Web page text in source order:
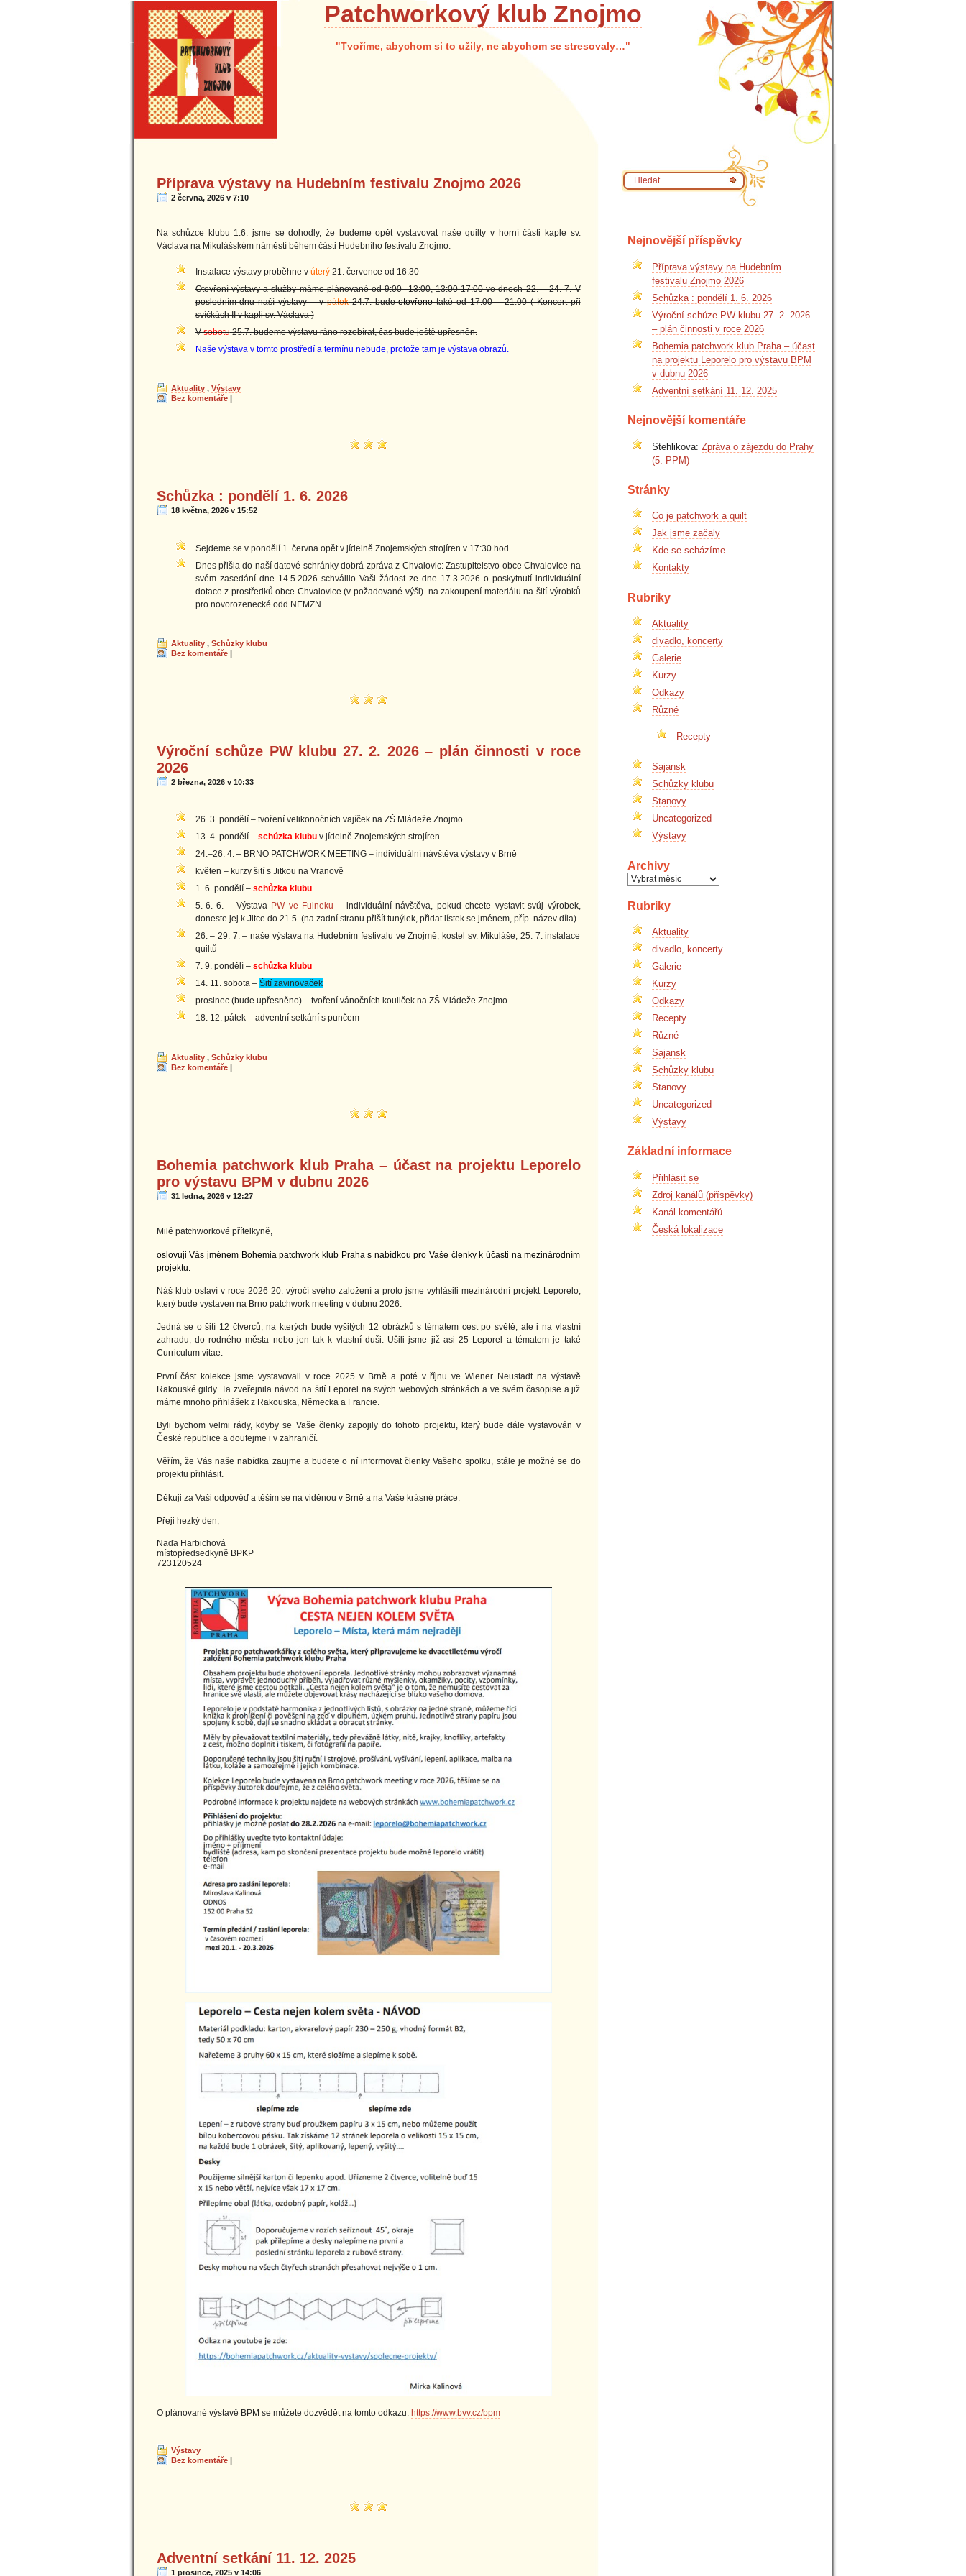
Patchworkový klub Znojmo
"Tvoříme, abychom si to užily, ne abychom se stresovaly…"
Příprava výstavy na Hudebním festivalu Znojmo 2026
2 června, 2026 v 7:10
Na schůzce klubu 1.6. jsme se dohodly, že budeme opět vystavovat naše quilty v horní části kaple sv.
Václava na Mikulášském náměstí během části Hudebního festivalu Znojmo.
Instalace výstavy proběhne vúterý21. července od 16:30
Otevření výstavy a služby máme plánované od 9:00 -13:00, 13:00-17:00 ve dnech 22. – 24. 7. V
posledním dnu naší výstavy – vpátek24.7. budeotevřenotaké od 17:00 – 21:00 ( Koncert při
svíčkách II v kapli sv. Václava )
Vsobotu25.7. budeme výstavu ráno rozebírat, čas bude ještě upřesněn.
Naše výstava v tomto prostředí a termínu nebude, protože tam je výstava obrazů.
Aktuality, Výstavy
Bez komentáře|
Schůzka : pondělí 1. 6. 2026
18 května, 2026 v 15:52
Sejdeme se v pondělí 1. června opět v jídelně Znojemských strojíren v 17:30 hod.
Dnes přišla do naší datové schránky dobrá zpráva z Chvalovic: Zastupitelstvo obce Chvalovice na
svém zasedání dne 14.5.2026 schválilo Vaši žádost ze dne 17.3.2026 o poskytnutí individuální
dotace z prostředků obce Chvalovice (v požadované výši) na zakoupení materiálu na šití výrobků
pro novorozenecké odd NEMZN.
Aktuality, Schůzky klubu
Bez komentáře|
Výroční schůze PW klubu 27. 2. 2026 – plán činnosti v roce
2026
2 března, 2026 v 10:33
26. 3. pondělí – tvoření velikonočních vajíček na ZŠ Mládeže Znojmo
13. 4. pondělí – schůzka klubuv jídelně Znojemských strojíren
24.–26. 4. – BRNO PATCHWORK MEETING – individuální návštěva výstavy v Brně
květen – kurzy šití s Jitkou na Vranově
1. 6. pondělí – schůzka klubu
5.-6. 6. – Výstava PW ve Fulneku – individuální návštěva, pokud chcete vystavit svůj výrobek,
doneste jej k Jitce do 21.5. (na zadní stranu přišít tunýlek, přidat lístek se jménem, příp. název díla)
26. – 29. 7. – naše výstava na Hudebním festivalu ve Znojmě, kostel sv. Mikuláše; 25. 7. instalace
quiltů
7. 9. pondělí – schůzka klubu
14. 11. sobota – Šití zavinovaček
prosinec (bude upřesněno) – tvoření vánočních kouliček na ZŠ Mládeže Znojmo
18. 12. pátek – adventní setkání s punčem
Aktuality, Schůzky klubu
Bez komentáře|
Bohemia patchwork klub Praha – účast na projektu Leporelo
pro výstavu BPM v dubnu 2026
31 ledna, 2026 v 12:27
Milé patchworkové přítelkyně,
oslovuji Vás jménem Bohemia patchwork klub Praha s nabídkou pro Vaše členky k účasti na mezinárodním
projektu.
Náš klub oslaví v roce 2026 20. výročí svého založení a proto jsme vyhlásili mezinárodní projekt Leporelo,
který bude vystaven na Brno patchwork meeting v dubnu 2026.
Jedná se o šití 12 čtverců, na kterých bude vyšitých 12 obrázků s tématem cest po světě, ale i na vlastní
zahradu, do rodného města nebo jen tak k vlastní duši. Ušili jsme již asi 25 Leporel a tématem je také
Curriculum vitae.
První část kolekce jsme vystavovali v roce 2025 v Brně a poté v říjnu ve Wiener Neustadt na výstavě
Rakouské gildy. Ta zveřejnila návod na šití Leporel na svých webových stránkách a ve svém časopise a již
máme mnoho přihlášek z Rakouska, Německa a Francie.
Byli bychom velmi rády, kdyby se Vaše členky zapojily do tohoto projektu, který bude dále vystavován v
České republice a doufejme i v zahraničí.
Věřím, že Vás naše nabídka zaujme a budete o ní informovat členky Vašeho spolku, stále je možné se do
projektu přihlásit.
Děkuji za Vaši odpověď a těším se na viděnou v Brně a na Vaše krásné práce.
Přeji hezký den,
Naďa Harbichová
místopředsedkyně BPKP
723120524
O plánované výstavě BPM se můžete dozvědět na tomto odkazu: https://www.bvv.cz/bpm
Výstavy
Bez komentáře|
Adventní setkání 11. 12. 2025
1 prosince, 2025 v 14:06
Nejnovější příspěvky
Příprava výstavy na Hudebním
festivalu Znojmo 2026
Schůzka : pondělí 1. 6. 2026
Výroční schůze PW klubu 27. 2. 2026
– plán činnosti v roce 2026
Bohemia patchwork klub Praha – účast
na projektu Leporelo pro výstavu BPM
v dubnu 2026
Adventní setkání 11. 12. 2025
Nejnovější komentáře
Stehlikova: Zpráva o zájezdu do Prahy
(5. PPM)
Stránky
Co je patchwork a quilt
Jak jsme začaly
Kde se scházíme
Kontakty
Rubriky
Aktuality
divadlo, koncerty
Galerie
Kurzy
Odkazy
Různé
Recepty
Sajansk
Schůzky klubu
Stanovy
Uncategorized
Výstavy
Archivy
Archivy
Rubriky
Aktuality
divadlo, koncerty
Galerie
Kurzy
Odkazy
Recepty
Různé
Sajansk
Schůzky klubu
Stanovy
Uncategorized
Výstavy
Základní informace
Přihlásit se
Zdroj kanálů (příspěvky)
Kanál komentářů
Česká lokalizace